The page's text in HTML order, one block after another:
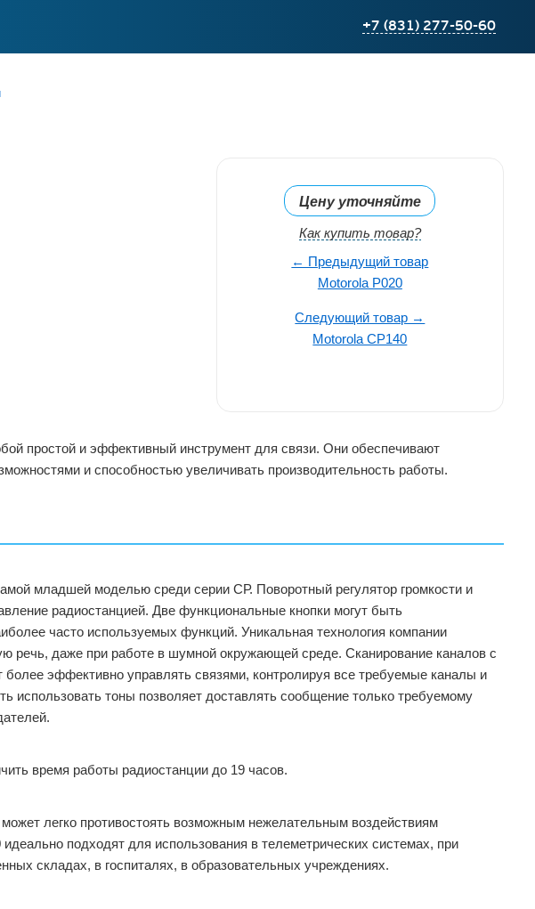
+7 (831) 277-50-60
Цену уточняйте
Как купить товар?
← Предыдущий товар
Motorola Р020
Следующий товар →
Motorola CP140
простой и эффективный инструмент для связи. Они обеспечивают
и способностью увеличивать производительность работы.
младшей моделью среди серии СР. Поворотный регулятор громкости и
радиостанцией. Две функциональные кнопки могут быть
часто используемых функций. Уникальная технология компании
речь, даже при работе в шумной окружающей среде. Сканирование каналов с
более эффективно управлять связями, контролируя все требуемые каналы и
использовать тоны позволяет доставлять сообщение только требуемому
время работы радиостанции до 19 часов.
легко противостоять возможным нежелательным воздействиям
подходят для использования в телеметрических системах, при
складах, в госпиталях, в образовательных учреждениях.